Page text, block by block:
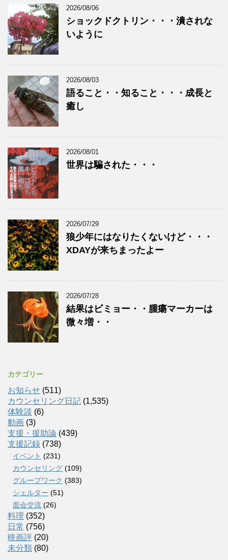
2026/08/06
ショックドクトリン・・・潰されな
いように
2026/08/03
語ること・・知ること・・・成長と
癒し
2026/08/01
世界は騙された・・・
2026/07/29
狼少年にはなりたくないけど・・・
XDAYが来ちまったよー
2026/07/28
結果はビミョー・・腫瘍マーカーは
微々増・・
カテゴリー
お知らせ (511)
カウンセリング日記 (1,535)
体験談 (6)
動画 (3)
支援・援助論 (439)
支援記録 (738)
イベント (231)
カウンセリング (109)
グループワーク (383)
シェルター (51)
面会交流 (26)
料理 (352)
日常 (756)
映画評 (20)
未分類 (80)